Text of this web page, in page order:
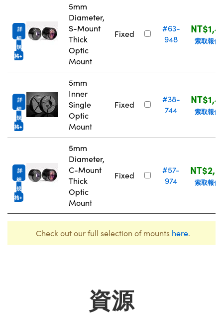
詳
細
規
格
5mm
Diameter,
S-Mount
Thick
Optic
Mount
Fixed
#63-
948
索取報價
詳
細
規
格
5mm
Inner
Single
Optic
Mount
Fixed
#38-
744
索取報價
詳
細
規
格
5mm
Diameter,
C-Mount
Thick
Optic
Mount
Fixed
#57-
974
索取報價
Check out our full selection of mounts here.
資源